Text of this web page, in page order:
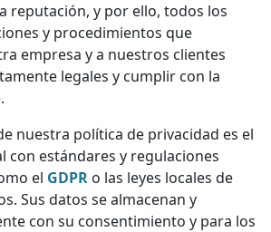
reputación, y por ello, todos los
y procedimientos que
empresa y a nuestros clientes
legales y cumplir con la
nuestra política de privacidad es el
con estándares y regulaciones
el GDPR o las leyes locales de
Sus datos se almacenan y
con su consentimiento y para los